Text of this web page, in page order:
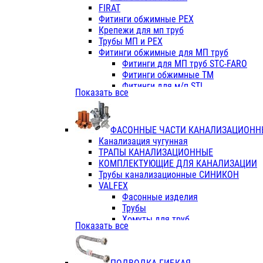
Фитинги ПП белые
Фитинги ПП белые
Фитинги ППс металл.белые
VALFEX
Трубы PE-RT
Трубы ПП водопровод белые
Трубы ПП водопровод серые
Трубы армированные
Трубы армированные
Фитинги с металл. серые
Фитинги ПП (серые)
Фитинги ПП белые
Краны
Фитинги ПП (белые)
Фитинги ПП с металлом белые
ПК КОНТУР
Краны полипропиленовые
Трубы полипропиленивые
FIRAT
Фитинги обжимные PEX
Крепежи для мп труб
Трубы МП и PEX
Фитинги обжимные для МП труб
Фитинги для МП труб STC-FARO
Фитинги обжимные ТМ
Фитинги для м/п STI
Фитинги для МП труб TITAN
TK
VALFEX
Показать все
ФАСОННЫЕ ЧАСТИ
Канализация чугунная
ТРАПЫ КАНАЛИЗАЦИОННЫЕ
КОМПЛЕКТУЮЩИЕ ДЛЯ КАНАЛИЗАЦИИ
Трубы канализационные СИНИКОН
VALFEX
Фасонные изделия
Трубы
Хомуты для труб
ПВХ (стройполимер)
Показать все